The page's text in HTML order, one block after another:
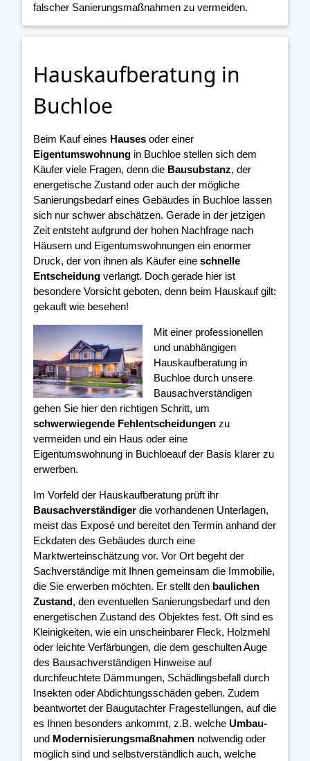
falscher Sanierungsmaßnahmen zu vermeiden.
Hauskaufberatung in
Buchloe
Beim Kauf eines Hauses oder einer
Eigentumswohnung in Buchloe stellen sich dem
Käufer viele Fragen, denn die Bausubstanz, der
energetische Zustand oder auch der mögliche
Sanierungsbedarf eines Gebäudes in Buchloe lassen
sich nur schwer abschätzen. Gerade in der jetzigen
Zeit entsteht aufgrund der hohen Nachfrage nach
Häusern und Eigentumswohnungen ein enormer
Druck, der von ihnen als Käufer eine schnelle
Entscheidung verlangt. Doch gerade hier ist
besondere Vorsicht geboten, denn beim Hauskauf gilt:
gekauft wie besehen!
Mit einer professionellen
und unabhängigen
Hauskaufberatung in
Buchloe durch unsere
Bausachverständigen
gehen Sie hier den richtigen Schritt, um
schwerwiegende Fehlentscheidungen zu
vermeiden und ein Haus oder eine
Eigentumswohnung in Buchloeauf der Basis klarer zu
erwerben.
Im Vorfeld der Hauskaufberatung prüft ihr
Bausachverständiger die vorhandenen Unterlagen,
meist das Exposé und bereitet den Termin anhand der
Eckdaten des Gebäudes durch eine
Marktwerteinschätzung vor. Vor Ort begeht der
Sachverständige mit Ihnen gemeinsam die Immobilie,
die Sie erwerben möchten. Er stellt den baulichen
Zustand, den eventuellen Sanierungsbedarf und den
energetischen Zustand des Objektes fest. Oft sind es
Kleinigkeiten, wie ein unscheinbarer Fleck, Holzmehl
oder leichte Verfärbungen, die dem geschulten Auge
des Bausachverständigen Hinweise auf
durchfeuchtete Dämmungen, Schädlingsbefall durch
Insekten oder Abdichtungsschäden geben. Zudem
beantwortet der Baugutachter Fragestellungen, auf die
es Ihnen besonders ankommt, z.B. welche Umbau-
und Modernisierungsmaßnahmen notwendig oder
möglich sind und selbstverständlich auch, welche